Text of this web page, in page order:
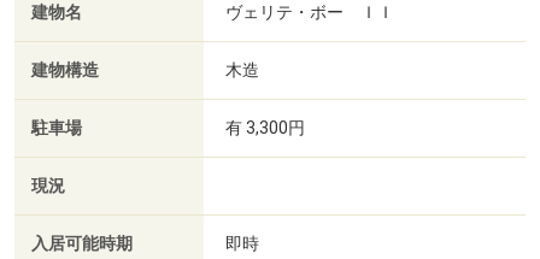
建物名 ヴェリテ・ボー ＩＩ
建物構造 木造
駐車場 有 3,300円
現況
入居可能時期 即時